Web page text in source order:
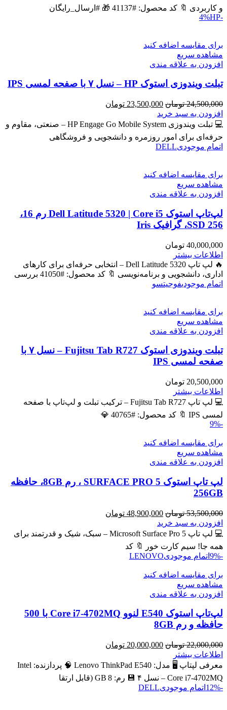
است.
و کاربردی 🔖 کد محصول: #41137 🎁 #ارسال_رایگان
-4%
HP
برای مقایسه اضافه کنید
مشاهده سریع
افزودن به علاقه مندی
تبلت ویندوزی استوک HP – نسل ۷ با صفحه لمسی IPS
24,500,000 تومان قیمت
اصلی
24,500,000 تومان
23,500,000 تومان
23,500,000 تومان
افزودن به سبد خرید
💻 تبلت ویندوزی HP Engage Go Mobile System – صنعتی، مقاوم و
حرفه‌ای برای امور روزمره و دانشجویی و فروشگاهی
اتمام موجودیDELL
برای مقایسه اضافه کنید
مشاهده سریع
افزودن به علاقه مندی
لپ‌تاپ استوک Dell Latitude 5320 | Core i5 رم 16،
SSD 256، گرافیک Iris
40,000,000 تومان
اطلاعات بیشتر
🔥 لپ تاپ Dell Latitude 5320 – انتخابی حرفه‌ای برای کارهای
اداری، دانشجویی و برنامه‌نویسی 🔖 کد محصول: #41050 بررسی
اتمام موجودیفوجیتسو
برای مقایسه اضافه کنید
مشاهده سریع
افزودن به علاقه مندی
تبلت ویندوزی استوک Fujitsu Tab R727 – نسل ۷ با
صفحه لمسی IPS
20,500,000 تومان
اطلاعات بیشتر
💻 لپ تاپ Fujitsu Tab R727 – ترکیب تبلت و لپ‌تاپ با صفحه
لمسی IPS 🔖 کد محصول: #40765 💎
-9%
برای مقایسه اضافه کنید
مشاهده سریع
افزودن به علاقه مندی
لپ تاپ استوک SURFACE PRO 5 ، رم 8GB، حافظه
256GB
53,500,000 تومان قیمت
اصلی
53,500,000 تومان
48,900,000 تومان
48,900,000 تومان
افزودن به سبد خرید
💻 لپ تاپ Microsoft Surface Pro 5 – سبک، شیک و قدرتمند برای
همه جا! سیم کارت خور 🔖 کد
-9%
اتمام موجودیLENOVO
برای مقایسه اضافه کنید
مشاهده سریع
افزودن به علاقه مندی
لپ‌تاپ استوک E540 لنوو Core i7-4702MQ با 500
حافظه و رم 8GB
22,000,000 تومان قیمت
22,000,000 تومان
20,000,000 تومان
20,000,000 تومان
است.
اطلاعات بیشتر
معرفی لپتاپ 🖥️ مدل: Lenovo ThinkPad E540 🧠 پردازنده: Intel
Core i7‑4702MQ – نسل ۴ 💾 رم: 8 GB (قابل ارتقا
-12%
اتمام موجودیDELL